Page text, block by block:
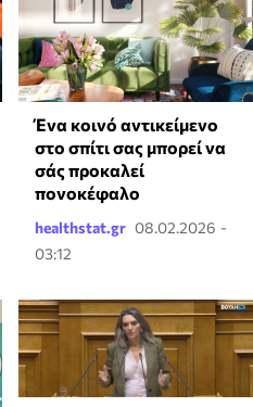
Ένα κοινό αντικείμενο
στο σπίτι σας μπορεί να
σάς προκαλεί
πονοκέφαλο
healthstat.gr 08.02.2026 -
03:12